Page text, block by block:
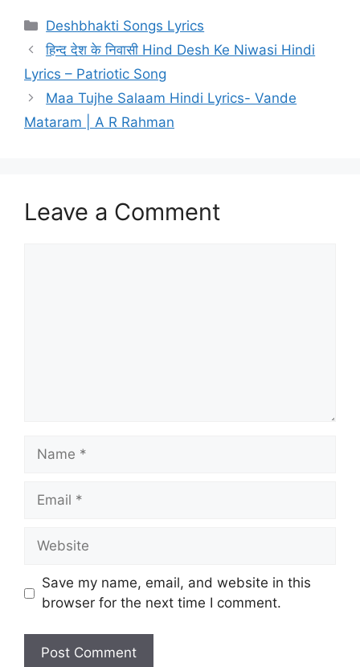
Categories
Deshbhakti Songs Lyrics
हिन्द देश के निवासी Hind Desh Ke Niwasi Hindi
Lyrics – Patriotic Song
Maa Tujhe Salaam Hindi Lyrics- Vande
Mataram | A R Rahman
Leave a Comment
Name
Email
Website
Save my name, email, and website in this
browser for the next time I comment.